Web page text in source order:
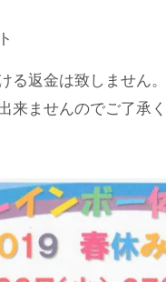
返金は致しません。
ませんのでご了承く